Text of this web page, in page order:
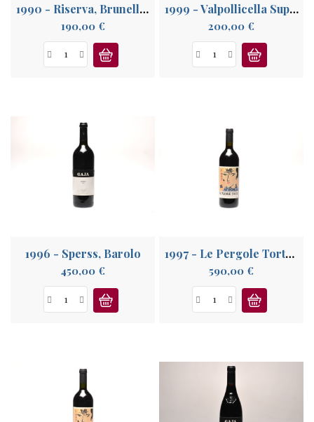
1990 - Riserva, Brunello di Montalcino
190,00 €Prix
1999 - Valpollicella Superiore, Venetie
200,00 €Prix
1996 - Sperss, Barolo
450,00 €Prix
1997 - Le Pergole Torte, Toscane IGT
590,00 €Prix